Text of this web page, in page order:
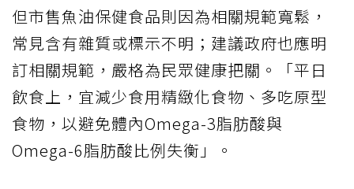
但市售魚油保健食品則因為相關規範寬鬆，
常見含有雜質或標示不明；建議政府也應明
訂相關規範，嚴格為民眾健康把關。「平日
飲食上，宜減少食用精緻化食物、多吃原型
食物，以避免體內Omega-3脂肪酸與
Omega-6脂肪酸比例失衡」。